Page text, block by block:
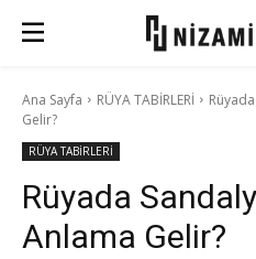
Ana Sayfa RÜYA TABİRLERİ
Gelir?
RÜYA TABİRLERİ
Rüyada
Anlama Gelir?